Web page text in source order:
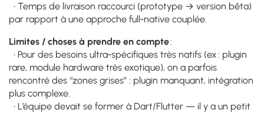
• Temps de livraison raccourci (prototype → version bêta)
par rapport à une approche full‑native couplée.
Limites / choses à prendre en compte:
• Pour des besoins ultra‑spécifiques très natifs (ex : plugin
rare, module hardware très exotique), on a parfois
rencontré des “zones grises” : plugin manquant, intégration
plus complexe.
• L’équipe devait se former à Dart/Flutter — il y a un petit